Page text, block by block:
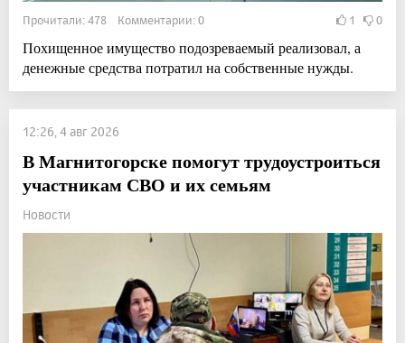
Прочитали: 478 Комментарии: 0 1 0
Похищенное имущество подозреваемый реализовал, а
денежные средства потратил на собственные нужды.
12:26, 4 авг 2026
В Магнитогорске помогут трудоустроиться
участникам СВО и их семьям
Новости